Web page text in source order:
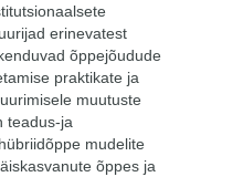
erinevatest
õppejõudude
praktikate ja
muutuste
teadus-ja
mudelite
õppes ja